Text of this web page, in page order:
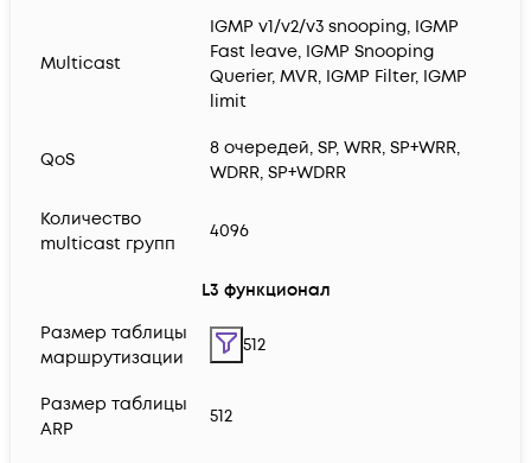
Multicast
IGMP v1/v2/v3 snooping, IGMP
Fast leave, IGMP Snooping
Querier, MVR, IGMP Filter, IGMP
limit
QoS
8 очередей, SP, WRR, SP+WRR,
WDRR, SP+WDRR
Количество
multicast групп
4096
L3 функционал
Размер таблицы
маршрутизации
512
Размер таблицы
ARP
512